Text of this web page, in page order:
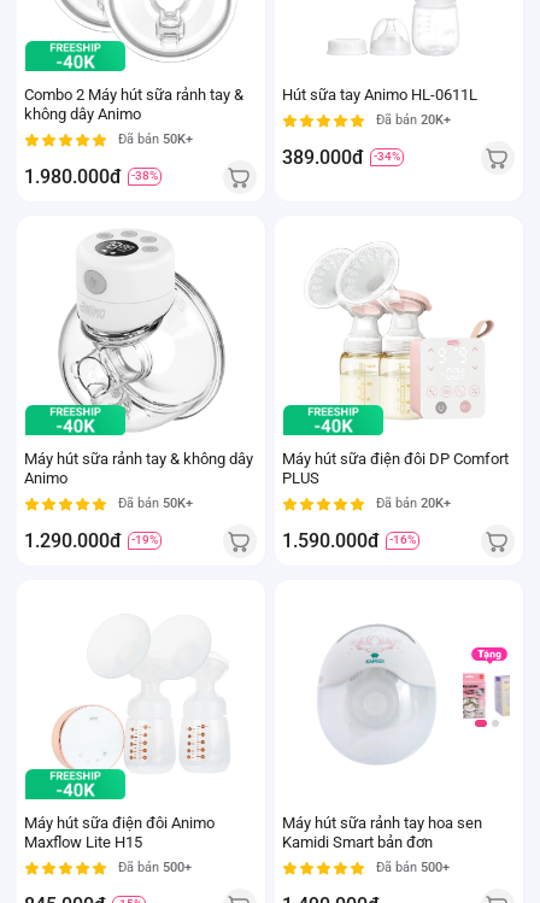
Combo 2 Máy hút sữa rảnh tay &
không dây Animo
Đã bán 50K+
1.980.000đ -38%
Hút sữa tay Animo HL-0611L
Đã bán 20K+
389.000đ -34%
Máy hút sữa rảnh tay & không dây
Animo
Đã bán 50K+
1.290.000đ -19%
Máy hút sữa điện đôi DP Comfort
PLUS
Đã bán 20K+
1.590.000đ -16%
Máy hút sữa điện đôi Animo
Maxflow Lite H15
Đã bán 500+
Máy hút sữa rảnh tay hoa sen
Kamidi Smart bản đơn
Đã bán 500+